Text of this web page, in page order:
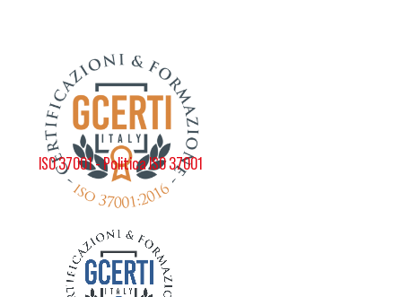
ISO 37001 - Politica ISO 37001